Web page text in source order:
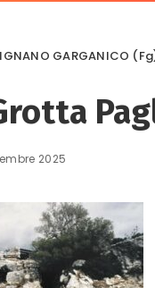
GARGANICO
2025